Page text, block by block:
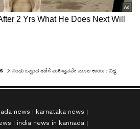
news
karnataka news
india news in kannada